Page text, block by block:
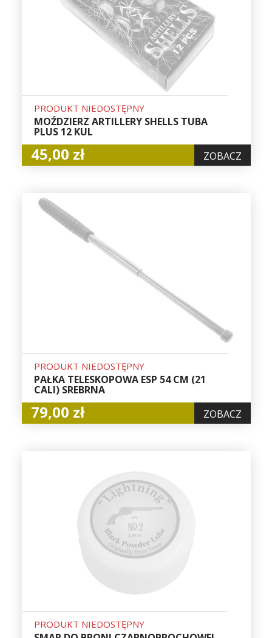
PRODUKT NIEDOSTĘPNY
MOŹDZIERZ ARTILLERY SHELLS TUBA
PLUS 12 KUL
45,00 zł ZOBACZ
PRODUKT NIEDOSTĘPNY
PAŁKA TELESKOPOWA ESP 54 CM (21
CALI) SREBRNA
79,00 zł ZOBACZ
PRODUKT NIEDOSTĘPNY